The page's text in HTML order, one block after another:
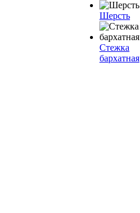
Шерсть
Стежка
бархатная